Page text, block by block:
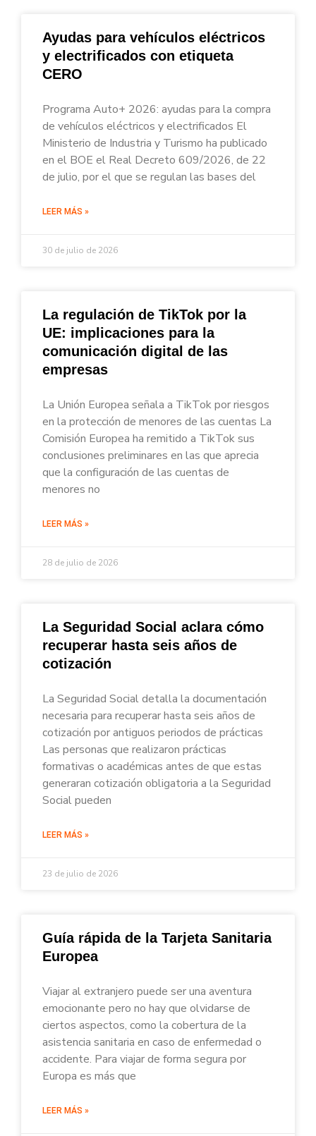
Ayudas para vehículos eléctricos
y electrificados con etiqueta
CERO
Programa Auto+ 2026: ayudas para la compra
de vehículos eléctricos y electrificados El
Ministerio de Industria y Turismo ha publicado
en el BOE el Real Decreto 609/2026, de 22
de julio, por el que se regulan las bases del
LEER MÁS »
30 de julio de 2026
La regulación de TikTok por la
UE: implicaciones para la
comunicación digital de las
empresas
La Unión Europea señala a TikTok por riesgos
en la protección de menores de las cuentas La
Comisión Europea ha remitido a TikTok sus
conclusiones preliminares en las que aprecia
que la configuración de las cuentas de
menores no
LEER MÁS »
28 de julio de 2026
La Seguridad Social aclara cómo
recuperar hasta seis años de
cotización
La Seguridad Social detalla la documentación
necesaria para recuperar hasta seis años de
cotización por antiguos periodos de prácticas
Las personas que realizaron prácticas
formativas o académicas antes de que estas
generaran cotización obligatoria a la Seguridad
Social pueden
LEER MÁS »
23 de julio de 2026
Guía rápida de la Tarjeta Sanitaria
Europea
Viajar al extranjero puede ser una aventura
emocionante pero no hay que olvidarse de
ciertos aspectos, como la cobertura de la
asistencia sanitaria en caso de enfermedad o
accidente. Para viajar de forma segura por
Europa es más que
LEER MÁS »